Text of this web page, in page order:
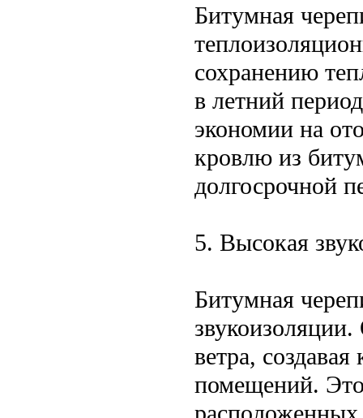
Битумная
сохранению
в летний
экономии на
кровлю из
долгосрочной
5. Высокая
Битумная
ветра,
помещений.